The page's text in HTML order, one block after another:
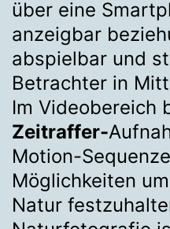
über eine
anzeigbar
abspielbar und
Betrachter in
Im Videobereich
Zeitraffer-
Motion-
Möglichkeiten
Natur